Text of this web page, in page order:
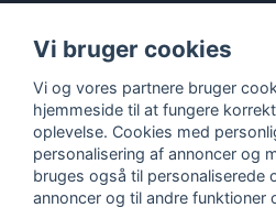
Kampagner og rabatter
Reklamation
Policy chase cars
Returnera
Logga in
Vi bruger cookies
Vi og vores partnere bruger
hjemmeside til at fungere
oplevelse. Cookies med
personalisering af annoncer og
bruges også til personaliserede
annoncer og til andre funktioner